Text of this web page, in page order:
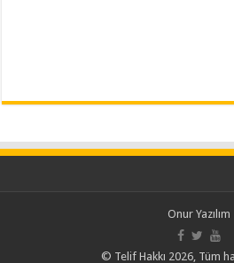
Onur Yazılım
© Telif Hakkı 2026, Tüm